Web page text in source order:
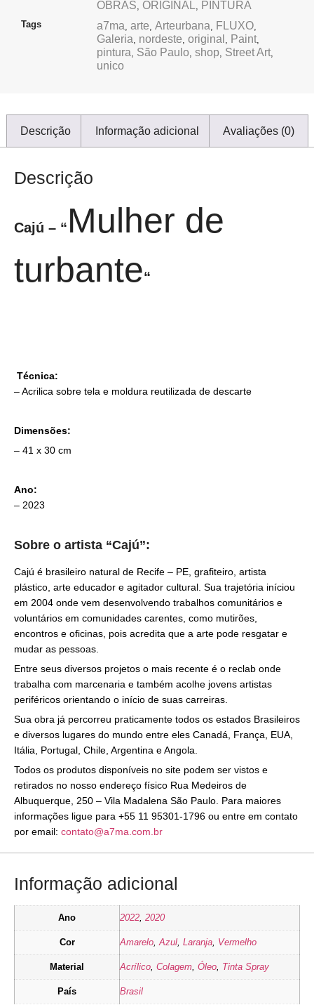
OBRAS, ORIGINAL, PINTURA
Tags a7ma, arte, Arteurbana, FLUXO,
Galeria, nordeste, original , Paint,
pintura, São Paulo, shop, Street Art,
unico
Descrição Informação adicional Avaliações (0)
Descrição
Cajú – “ Mulher de
turbante“
Técnica:
– Acrilica sobre tela e moldura reutilizada de descarte
Dimensões:
– 41 x 30 cm
Ano:
– 2023
Sobre o artista “Cajú”:
Cajú é brasileiro natural de Recife – PE, grafiteiro, artista
plástico, arte educador e agitador cultural. Sua trajetória iníciou
em 2004 onde vem desenvolvendo trabalhos comunitários e
voluntários em comunidades carentes, como mutirões,
encontros e oficinas, pois acredita que a arte pode resgatar e
mudar as pessoas.
Entre seus diversos projetos o mais recente é o reclab onde
trabalha com marcenaria e também acolhe jovens artistas
periféricos orientando o início de suas carreiras.
Sua obra já percorreu praticamente todos os estados Brasileiros
e diversos lugares do mundo entre eles Canadá, França, EUA,
Itália, Portugal, Chile, Argentina e Angola.
Todos os produtos disponíveis no site podem ser vistos e
retirados no nosso endereço físico Rua Medeiros de
Albuquerque, 250 – Vila Madalena São Paulo. Para maiores
informações ligue para +55 11 95301-1796 ou entre em contato
por email: contato@a7ma.com.br
Informação adicional
Ano 2022, 2020
Cor Amarelo,Azul, Laranja, Vermelho
Material Acrílico, Colagem, Óleo, Tinta Spray
País Brasil